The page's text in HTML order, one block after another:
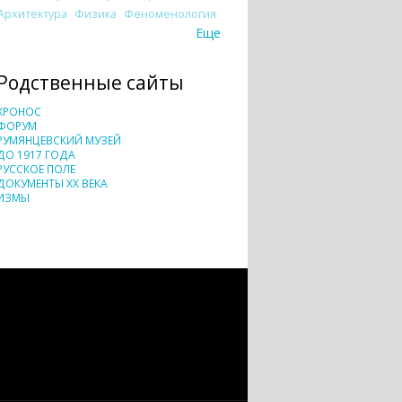
Физика Феноменология
Еще
сайты
МУЗЕЙ
1917 ГОДА
ПОЛЕ
XX ВЕКА